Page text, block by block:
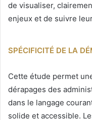
de visualiser,
enjeux et de suivre
SPÉCIFICITÉ DE LA
Cette étude permet
dérapages des
dans le langage
solide et accessible.